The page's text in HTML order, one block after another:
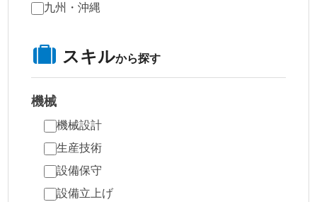
九州・沖縄
スキルから探す
機械
機械設計
生産技術
設備保守
設備立上げ